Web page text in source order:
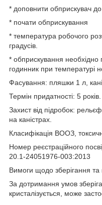
* доповнити обприскувач
* почати обприскування
* температура робочого
градусів.
* обприскування необхідно
годинник при температурі
Фасування: пляшки 1 л,
Термін придатності: 5 років.
Захист від підробок:
на каністрах.
Класифікація ВООЗ,
Номер реєстраційного
20.1-24051976-003:2013
Вимоги щодо зберігання та
За дотримання умов
кристалізується, може